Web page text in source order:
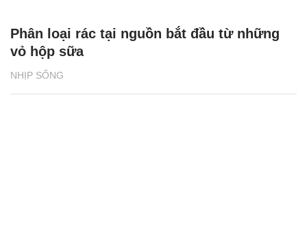
NHỊP SỐNG
Phân loại rác tại nguồn bắt đầu từ những
vỏ hộp sữa